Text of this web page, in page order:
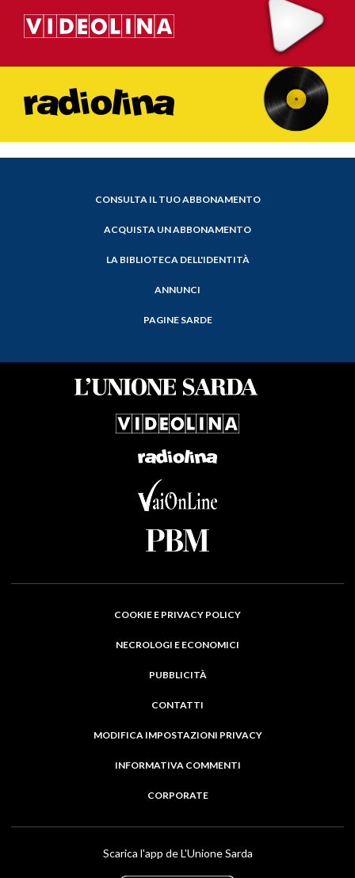
CONSULTA IL TUO ABBONAMENTO
ACQUISTA UN ABBONAMENTO
LA BIBLIOTECA DELL'IDENTITÀ
ANNUNCI
PAGINE SARDE
COOKIE E PRIVACY POLICY
NECROLOGI E ECONOMICI
PUBBLICITÀ
CONTATTI
MODIFICA IMPOSTAZIONI PRIVACY
INFORMATIVA COMMENTI
CORPORATE
Scarica l'app de L'Unione Sarda